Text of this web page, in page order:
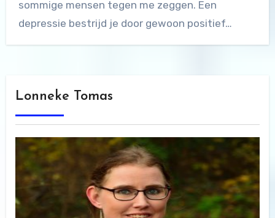
sommige mensen tegen me zeggen. Een
depressie bestrijd je door gewoon positief…
Lonneke Tomas